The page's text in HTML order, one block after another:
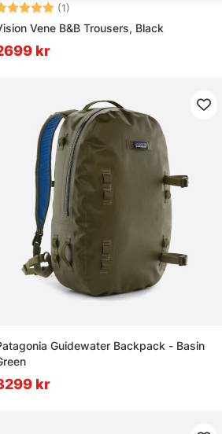
(1)
Vene B&B Trousers, Black
kr
Guidewater Backpack - Basin
kr